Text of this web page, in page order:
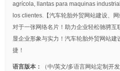
agrícola, llantas para maquinas
los clientes.【汽车轮胎外贸网站建设、
对于一张网络名片！助力企业轻松驰骋
显企业形象与实力！汽车轮胎外贸网站
捷！
语言版本：
（中/英文/多语言网站定制开